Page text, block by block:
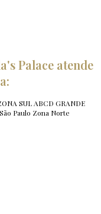
Palace atende
SUL ABCD GRANDE
São Paulo Zona Norte